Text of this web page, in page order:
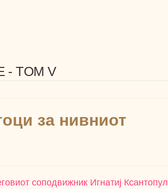
TOM V
за нивниот
соподвижник Игнатиј Ксантопул